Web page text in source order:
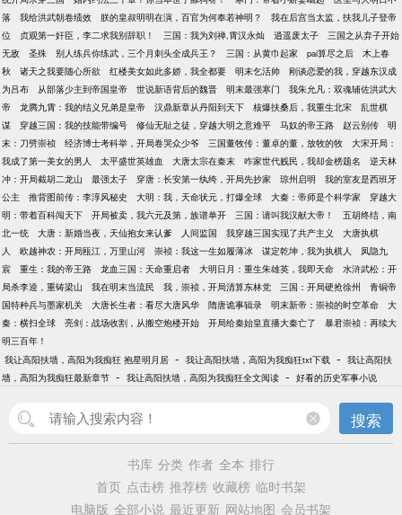
落
我给洪武朝卷绩效 朕的皇叔明明在演，百官为何奉若神明？
我在后宫当太监，扶我儿子登帝
位
贞观第一奸臣，李二求我别辞职！ 三国：我为刘禅,霄汉永灿 逍遥废太子
三国之从弃子开始
无敌
圣殊 别人练兵你练武，三个月刺头全成兵王？ 三国：从黄巾起家 pai算尽之后
木上春
秋
诸天之我要随心所欲 红楼美女如此多娇，我全都要 明末乞活帅
刚谈恋爱的我，穿越东汉成
为吕布
从部落少主到帝国皇帝 世说新语背后的魏晋 明末最强寒门
我朱允凡：双魂辅佐洪武大
帝
龙腾九霄：我的结义兄弟是皇帝 汉鼎新章从丹阳到天下 核爆扶桑后，我重生北宋
乱世棋
谋
穿越三国：我的技能带编号 修仙无耻之徒，穿越大明之意难平 马奴的帝王路 赵云别传
明
末：刀劈崇祯
经济博士考科举，开局卷哭众少爷 三国董牧传：董卓的董，放牧的牧
大宋开局：
我成了第一美女的男人
太平盛世英雄血 大唐太宗在秦末 咋家世代贱民，我却金榜题名
逆天林
冲：开局截胡二龙山
最强太子 穿唐：长安第一纨绔，开局先抄家 琼州启明
我的室友是西班牙
公主
推背图前传：李淳风秘史 大明：我，天命状元，打爆全球 大秦：帝师是个科学家
穿越大
明：带着百科闯天下
开局被卖，我六元及第，族谱单开 三国：请叫我汉献大帝！
五胡终结，南
北一统
大唐：新婚当夜，天仙抱女来认爹 人间监国 我穿越三国实现了共产主义
大唐执棋
人
欧越神农：开局瓯江，万里山河 崇祯：我这一生如履薄冰 谋定乾坤，我为执棋人
凤隐九
宸
重生：我的帝王路 龙血三国：天命重启者 大明日月：重生朱雄英，我即天命
水浒武松：开
局杀李逵，重铸梁山
我在明末当流民 我，崇祯，开局清算东林党 三国：开局硬抢徐州
青铜帝
国特种兵与墨家机关
大唐长生者：看尽大唐风华 隋唐诡事辑录 明末新帝：崇祯的时空革命
大
秦：横扫全球
亮剑：战场收割，从搬空炮楼开始 开局给秦始皇直播大秦亡了
暴君崇祯：再续大
明三百年！
我让高阳扶墙，高阳为我痴狂 抱星明月居 - 我让高阳扶墙，高阳为我痴狂txt下载 - 我让高阳扶
墙，高阳为我痴狂最新章节 - 我让高阳扶墙，高阳为我痴狂全文阅读 - 好看的历史军事小说
搜索
书库 分类 作者 全本 排行
首页 点击榜 推荐榜 收藏榜 临时书架
电脑版 全部小说 最近更新 网站地图 会员书架